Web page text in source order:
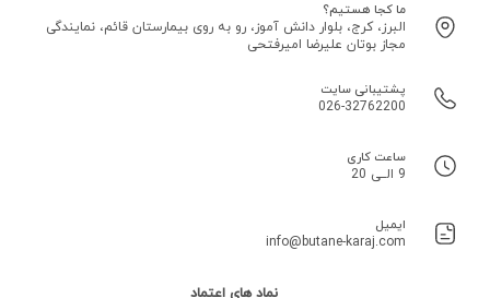
ما کجا هستیم؟
البرز، کرج، بلوار دانش آموز، رو به روی بیمارستان قائم، نمایندگی
مجاز بوتان علیرضا امیرفتحی
پشتیبانی سایت
026-32762200
ساعت کاری
9 الــی 20
ایمیل
info@butane-karaj.com
نماد های اعتماد